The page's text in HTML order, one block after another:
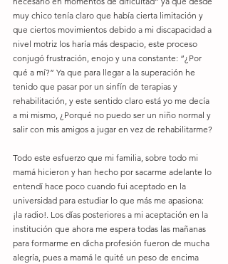
muy chico tenía claro que había cierta limitación y
que ciertos movimientos debido a mi discapacidad a
nivel motriz los haría más despacio, este proceso
conjugó frustración, enojo y una constante: “¿Por
qué a mí?” Ya que para llegar a la superación he
tenido que pasar por un sinfín de terapias y
rehabilitación, y este sentido claro está yo me decía
a mi mismo, ¿Porqué no puedo ser un niño normal y
salir con mis amigos a jugar en vez de rehabilitarme?
Todo este esfuerzo que mi familia, sobre todo mi
mamá hicieron y han hecho por sacarme adelante lo
entendí hace poco cuando fui aceptado en la
universidad para estudiar lo que más me apasiona:
¡la radio!. Los días posteriores a mi aceptación en la
institución que ahora me espera todas las mañanas
para formarme en dicha profesión fueron de mucha
alegría, pues a mamá le quité un peso de encima